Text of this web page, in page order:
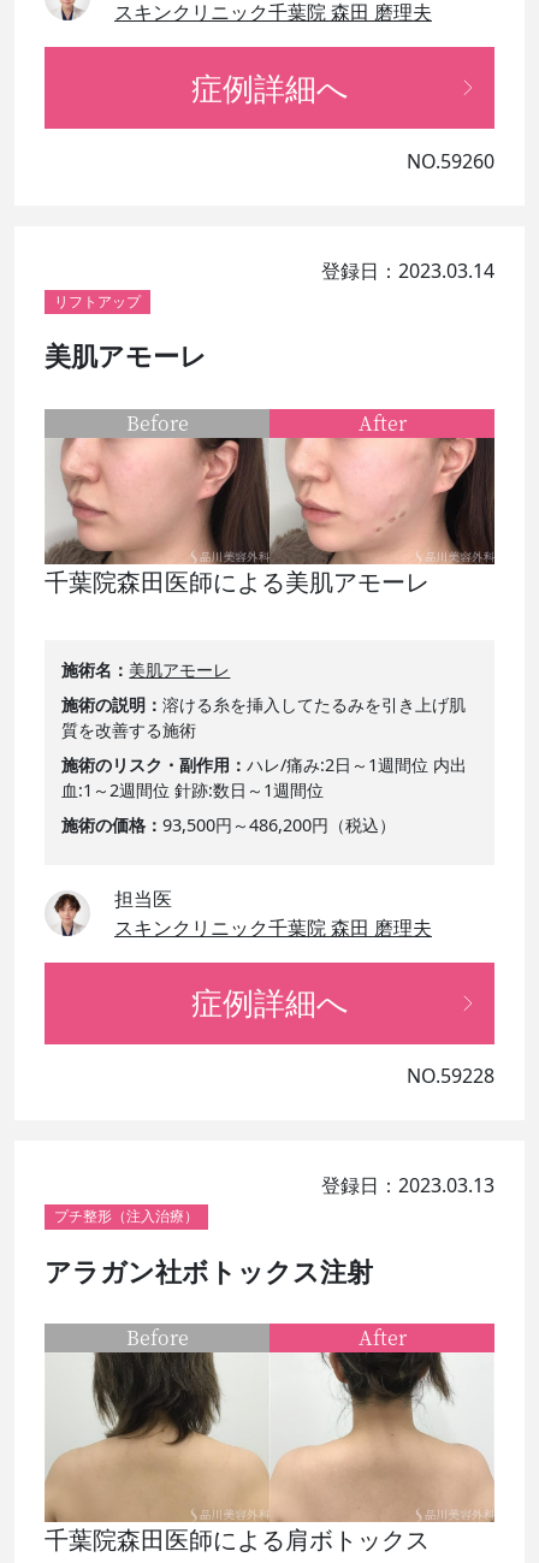
スキンクリニック千葉院 森田 磨理夫
症例詳細へ
NO.59260
登録日：2023.03.14
リフトアップ
美肌アモーレ
千葉院森田医師による美肌アモーレ
施術名
美肌アモーレ
施術の説明
溶ける糸を挿入してたるみを引き上げ肌
質を改善する施術
施術のリスク・副作用
ハレ/痛み:2日～1週間位 内出
血:1～2週間位 針跡:数日～1週間位
施術の価格
93,500円～486,200円（税込）
担当医
スキンクリニック千葉院 森田 磨理夫
Before After
症例詳細へ
NO.59228
登録日：2023.03.13
プチ整形（注入治療）
アラガン社ボトックス注射
千葉院森田医師による肩ボトックス
Before After